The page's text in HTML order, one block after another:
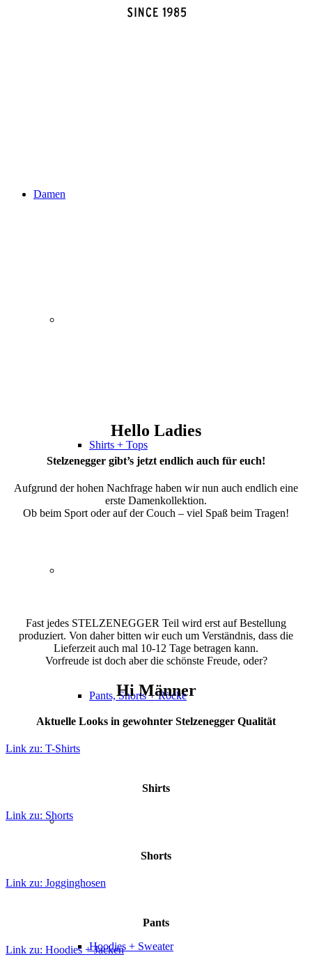
Damen
Shirts + Tops
Pants, Shorts + Röcke
Hoodies + Sweater
Hello Ladies
Stelzenegger gibt’s jetzt endlich auch für euch!
Aufgrund der hohen Nachfrage haben wir nun auch endlich eine
erste Damenkollektion.
Ob beim Sport oder auf der Couch – viel Spaß beim Tragen!
Fast jedes STELZENEGGER Teil wird erst auf Bestellung
produziert. Von daher bitten wir euch um Verständnis, dass die
Lieferzeit auch mal 10-12 Tage betragen kann.
Vorfreude ist doch aber die schönste Freude, oder?
Hi Männer
Aktuelle Looks in gewohnter Stelzenegger Qualität
Link zu: T-Shirts
Shirts
Link zu: Shorts
Shorts
Link zu: Jogginghosen
Pants
Link zu: Hoodies + Jacken